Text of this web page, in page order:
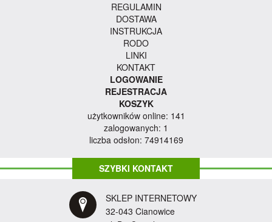
REGULAMIN
DOSTAWA
INSTRUKCJA
RODO
LINKI
KONTAKT
LOGOWANIE
REJESTRACJA
KOSZYK
użytkowników online: 141
zalogowanych: 1
liczba odsłon: 74914169
SZYBKI KONTAKT
SKLEP INTERNETOWY
32-043 Cianowice